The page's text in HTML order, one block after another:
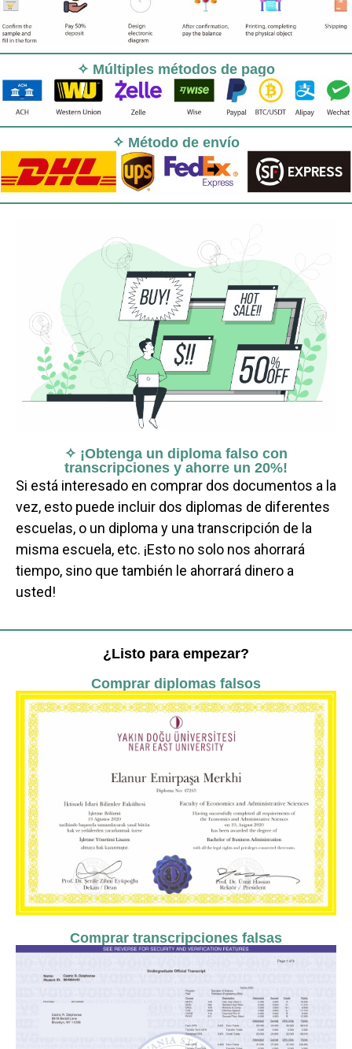
✧ Múltiples métodos de pago
✧ Método de envío
✧ ¡Obtenga un diploma falso con
transcripciones y ahorre un 20%!
Si está interesado en comprar dos documentos a la
vez, esto puede incluir dos diplomas de diferentes
escuelas, o un diploma y una transcripción de la
misma escuela, etc. ¡Esto no solo nos ahorrará
tiempo, sino que también le ahorrará dinero a
usted!
¿Listo para empezar?
Comprar diplomas falsos
Comprar transcripciones falsas